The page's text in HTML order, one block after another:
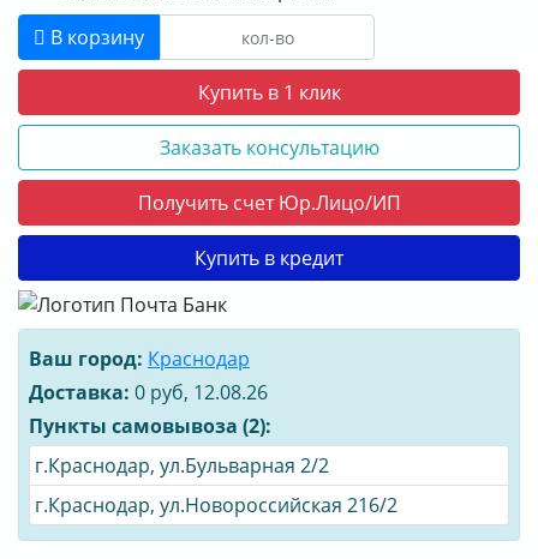
В корзину
Купить в 1 клик
Заказать консультацию
Получить счет Юр.Лицо/ИП
Купить в кредит
Ваш город: Краснодар
Доставка: 0 руб, 12.08.26
Пункты самовывоза (2):
г.Краснодар, ул.Бульварная 2/2
г.Краснодар, ул.Новороссийская 216/2